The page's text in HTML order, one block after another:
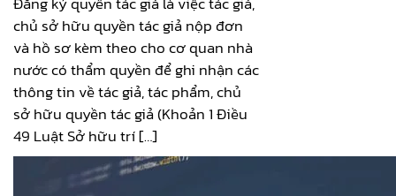
chủ sở hữu quyền tác giả nộp đơn
và hồ sơ kèm theo cho cơ quan nhà
nước có thẩm quyền để ghi nhận các
thông tin về tác giả, tác phẩm, chủ
sở hữu quyền tác giả (Khoản 1 Điều
49 Luật Sở hữu trí […]